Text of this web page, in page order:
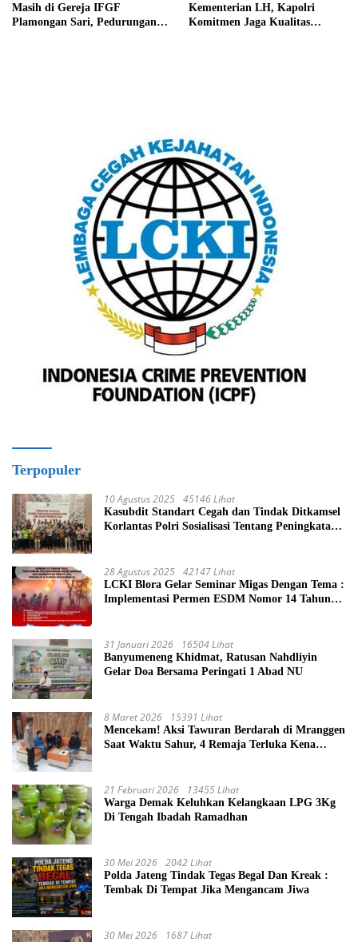
Masih di Gereja IFGF
Plamongan Sari, Pedurungan,
Kementerian LH, Kapolri
Komitmen Jaga Kualitas
Terpopuler
10 Agustus 2025 45146 Lihat
Kasubdit Standart Cegah dan Tindak Ditkamsel
Korlantas Polri Sosialisasi Tentang Peningkatan
28 Agustus 2025 42147 Lihat
LCKI Blora Gelar Seminar Migas Dengan Tema :
Implementasi Permen ESDM Nomor 14 Tahun
Masyarakat
31 Januari 2026 16504 Lihat
Banyumeneng Khidmat, Ratusan Nahdliyin
Gelar Doa Bersama Peringati 1 Abad NU
8 Maret 2026 15391 Lihat
Mencekam! Aksi Tawuran Berdarah di Mranggen
Saat Waktu Sahur, 4 Remaja Terluka Kena
21 Februari 2026 13455 Lihat
Warga Demak Keluhkan Kelangkaan LPG 3Kg
Di Tengah Ibadah Ramadhan
30 Mei 2026 2042 Lihat
Polda Jateng Tindak Tegas Begal Dan Kreak :
Tembak Di Tempat Jika Mengancam Jiwa
30 Mei 2026 1687 Lihat